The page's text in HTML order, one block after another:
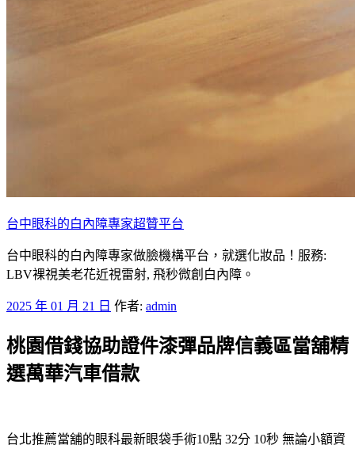
台中眼科的白內障專家超贊平台
台中眼科的白內障專家做臉機構平台，就選化妝品！服務:
LBV裸視美老花近視雷射, 飛秒微創白內障。
發
於
2025 年 01 月 21 日 作者: admin
桃園借錢協助證件漆彈品牌信義區當舖精
選萬華汽車借款
台北推薦當舖的眼科最新眼袋手術10點 32分 10秒 無論小額資